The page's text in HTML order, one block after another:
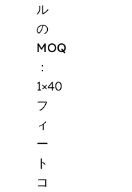
ル
の
MOQ
：
1×40
フ
ィ
ー
ト
コ